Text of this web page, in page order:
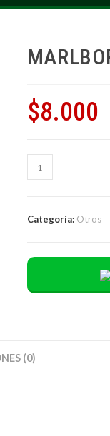
$8.000
Categoría: Otros
(0)